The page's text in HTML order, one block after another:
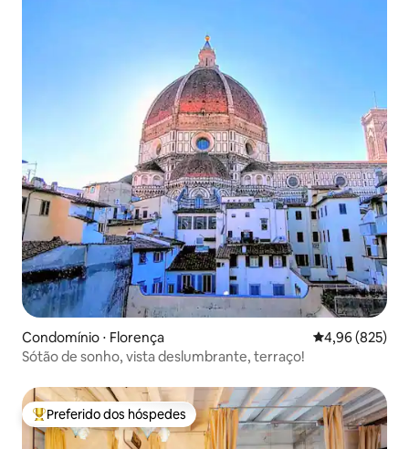
Condomínio ⋅ Florença 4,96 de uma
4,96 (825)
Sótão de sonho, vista deslumbrante, terraço!
Entre os melhores preferidos dos hóspedes
Preferido dos hóspedes